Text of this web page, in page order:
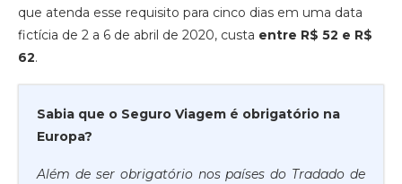
que atenda esse requisito para cinco dias em uma data
fictícia de 2 a 6 de abril de 2020, custa entre R$ 52 e R$
62.
Sabia que o Seguro Viagem é obrigatório na
Europa?
Além de ser obrigatório nos países do Tradado de